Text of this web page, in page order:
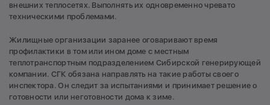
внешних теплосетях. Выполнять их одновременно чревато
техническими проблемами.
Жилищные организации заранее оговаривают время
профилактики в том или ином доме с местным
теплотранспортным подразделением Сибирской генерирующей
компании. СГК обязана направлять на такие работы своего
инспектора. Он следит за испытаниями и принимает решение о
готовности или неготовности дома к зиме.